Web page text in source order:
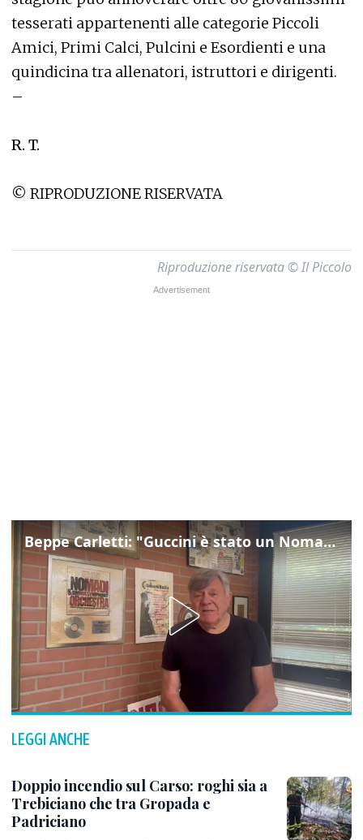
tesserati appartenenti alle categorie Piccoli
Amici, Primi Calci, Pulcini e Esordienti e una
quindicina tra allenatori, istruttori e dirigenti.
–
R. T.
© RIPRODUZIONE RISERVATA
Riproduzione riservata © Il Piccolo
Beppe Carletti: "Guccini è stato un Nomade"
LEGGI ANCHE
Doppio incendio sul Carso: roghi sia a
Trebiciano che tra Gropada e
Padriciano